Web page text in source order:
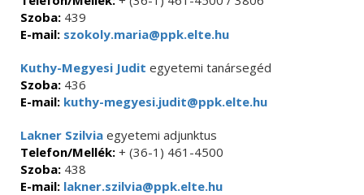
Szoba: 439
E-mail: szokoly.maria@ppk.elte.hu
Kuthy-Megyesi Judit egyetemi tanársegéd
Szoba: 436
E-mail: kuthy-megyesi.judit@ppk.elte.hu
Lakner Szilvia egyetemi adjunktus
Telefon/Mellék: + (36-1) 461-4500
Szoba: 438
E-mail: lakner.szilvia@ppk.elte.hu